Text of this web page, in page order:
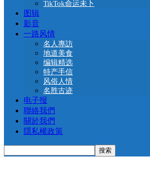
TikTok命运未卜
图辑
影音
一路风情
名人專訪
地道美食
编辑精选
特产手信
风俗人情
名胜古迹
电子报
聯絡我們
關於我們
隱私權政策